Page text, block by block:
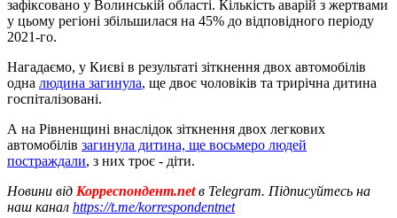
зафіксовано у Волинській області. Кількість аварій з жертвами
у цьому регіоні збільшилася на 45% до відповідного періоду
2021-го.
Нагадаємо, у Києві в результаті зіткнення двох автомобілів
одна людина загинула, ще двоє чоловіків та трирічна дитина
госпіталізовані.
А на Рівненщині внаслідок зіткнення двох легкових
автомобілів загинула дитина, ще восьмеро людей
постраждали, з них троє - діти.
Новини від Корреспондент.netв Telegram. Підписуйтесь на
наш канал https://t.me/korrespondentnet